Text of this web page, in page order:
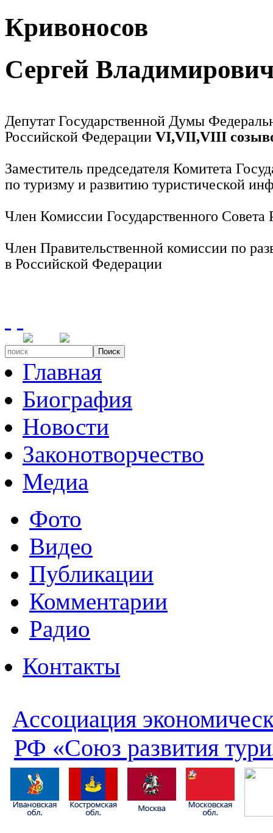
Кривоносов
Сергей
Депутат Государственной Думы
Российской Федерации VI,VII,VIII
Заместитель председателя Комитета
по туризму и развитию туристической
Член Комиссии Государственного
Член Правительственной комиссии по
в Российской Федерации
Поиск
Главная
Биография
Новости
Законотворчество
Медиа
Фото
Видео
Публикации
Комментарии
Радио
Контакты
Ассоциация
РФ «Союз развития